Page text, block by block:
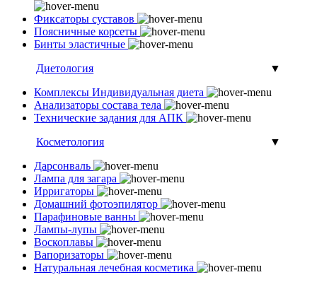
Фиксаторы суставов
Поясничные корсеты
Бинты эластичные
Диетология
▼
Комплексы Индивидуальная диета
Анализаторы состава тела
Технические задания для АПК
Косметология
▼
Дарсонваль
Лампа для загара
Ирригаторы
Домашний фотоэпилятор
Парафиновые ванны
Лампы-лупы
Воскоплавы
Вапоризаторы
Натуральная лечебная косметика